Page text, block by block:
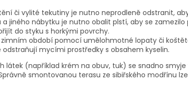
či vylité tekutiny je nutno neprodleně odstranit,
a jiného nábytku je nutno obalit plstí, aby se
do styku s horkými povrchy.
zimním období pomocí umělohmotné lopaty či
odstraňují mycími prostředky s obsahem kyselin.
látek (například krém na obuv, tuk) se snadno
smontovanou terasu ze sibiřského modřínu